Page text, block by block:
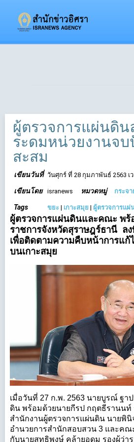
ผู้ตรวจการแผ่นดิน
ระดมหน่วยงานจ
สะสม
เขียนวันที่ วันศุกร์ ที่ 28 กุมภาพันธ์ 2563 เ
เขียนโดย isranews หมวดหมู่ กระจ
Tags ขยะ | เกาะสมุย | ผู้ตรวจการแผ่
ผู้ตรวจการแผ่นดินและคณะ พร้
ราชการจังหวัดสุราษฎร์ธานี ล
เพื่อติดตามความคืบหน้าการแ
บนเกาะสมุย
เมื่อวันที่ 27 ก.พ. 2563 นายบูรณ์ ฐา
ดิน พร้อมด้วยนายกีรป กฤตธีรานนท์
สำนักงานผู้ตรวจการแผ่นดิน นายพิ
อำนวยการสำนักสอบสวน 3 และคณ
กับนายสุทธิพงษ์ คล้ายอุดม รองผู้ว่า